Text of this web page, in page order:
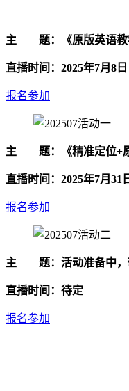
主 题：《原版英
直播时间：2025年7月8
报名参加
主 题：《精准
直播时间：2025年7月31
报名参加
主 题：活
直播时间：待定
报名参加